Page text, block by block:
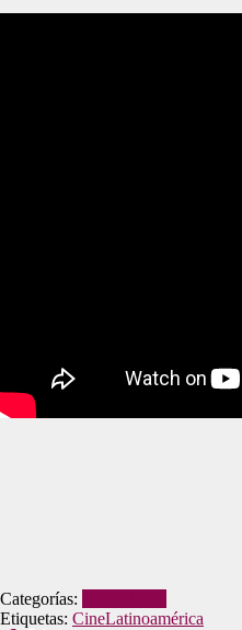
Categorías:
Etiquetas: CineLatinoamérica